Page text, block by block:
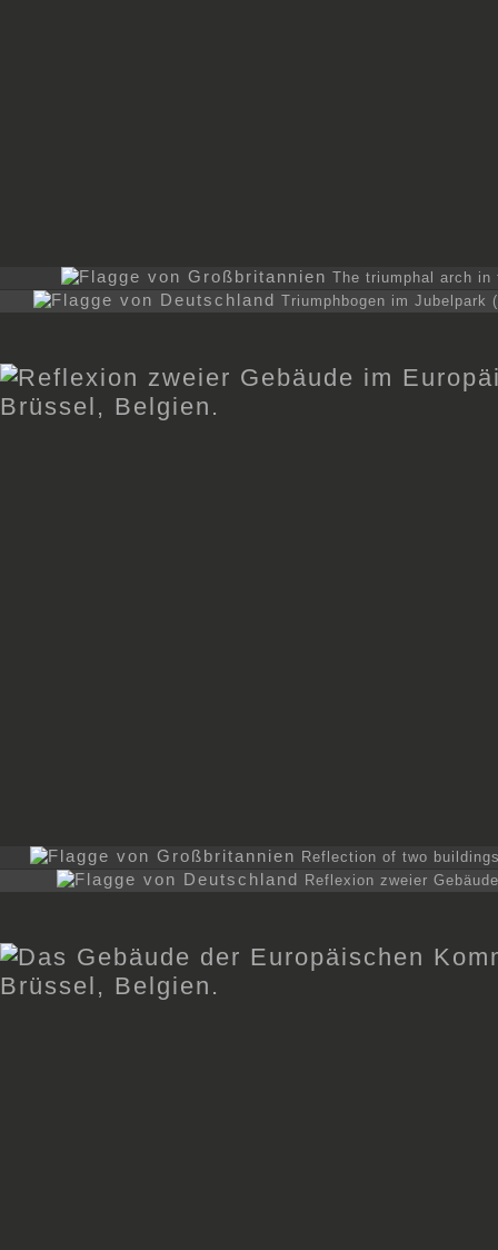
The triumphal arch in
Triumphbogen im Jubelpark
Reflection of two
Reflexion zweier